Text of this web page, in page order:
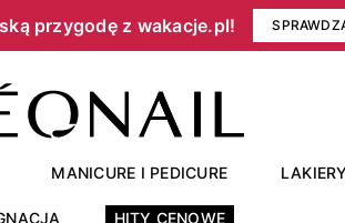
przygodę z wakacje.pl!​
MANICURE I PEDICURE LAKIERY
HITY CENOWE